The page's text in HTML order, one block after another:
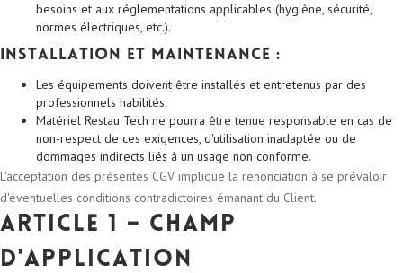
besoins et aux réglementations applicables (hygiène, sécurité,
normes électriques, etc.).
Installation et maintenance :
Les équipements doivent être installés et entretenus par des
professionnels habilités.
Matériel Restau Tech ne pourra être tenue responsable en cas de
non-respect de ces exigences, d'utilisation inadaptée ou de
dommages indirects liés à un usage non conforme.
L'acceptation des présentes CGV implique la renonciation à se prévaloir
d'éventuelles conditions contradictoires émanant du Client.
Article 1 – Champ
d'application